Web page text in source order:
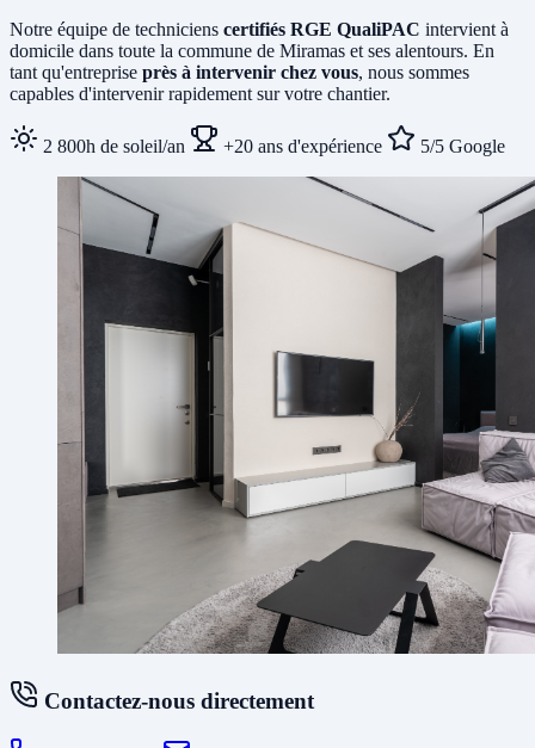
Notre équipe de techniciens certifiés RGE QualiPAC intervient à
domicile dans toute la commune de Miramas et ses alentours. En
tant qu'entreprise près à intervenir chez vous, nous sommes
capables d'intervenir rapidement sur votre chantier.
2 800h de soleil/an +20 ans d'expérience 5/5 Google
Contactez-nous directement